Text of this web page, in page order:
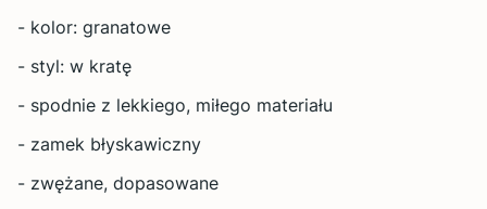
- kolor: granatowe
- styl: w kratę
- spodnie z lekkiego, miłego materiału
- zamek błyskawiczny
- zwężane, dopasowane